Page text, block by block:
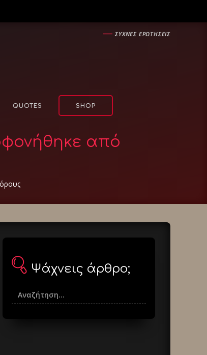
―ΣΥΧΝΕΣ ΕΡΩΤΗΣΕΙΣ
QUOTES SHOP
από
Ψάχνεις άρθρο;